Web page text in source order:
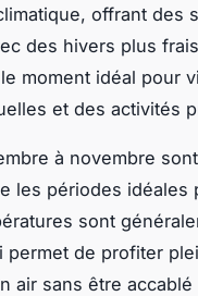
offrant des
des hivers plus
moment idéal pour
et des activités
à novembre
les périodes idéales
sont
de profiter
air sans être